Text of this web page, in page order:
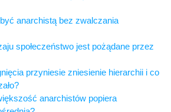
anarchistą bez zwalczania
społeczeństwo jest pożądane przez
przyniesie zniesienie hierarchii i co
anarchistów popiera